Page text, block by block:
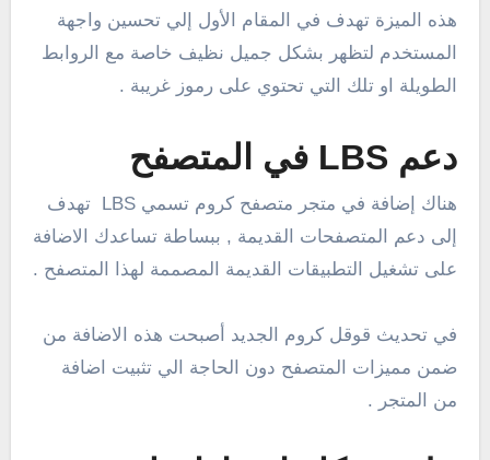
هذه الميزة تهدف في المقام الأول إلي تحسين واجهة
المستخدم لتظهر بشكل جميل نظيف خاصة مع الروابط
الطويلة او تلك التي تحتوي على رموز غريبة .
دعم LBS في المتصفح
هناك إضافة في متجر متصفح كروم تسمي LBS تهدف
إلى دعم المتصفحات القديمة , ببساطة تساعدك الاضافة
على تشغيل التطبيقات القديمة المصممة لهذا المتصفح .
في تحديث قوقل كروم الجديد أصبحت هذه الاضافة من
ضمن مميزات المتصفح دون الحاجة الي تثبيت اضافة
من المتجر .